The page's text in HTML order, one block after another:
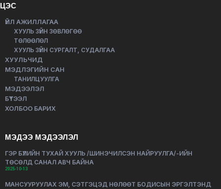
ЦЭС
ҮЙЛ АЖИЛЛАГАА
ХУУЛЬ ЗҮЙН ЗӨВЛӨГӨӨ
ТӨЛӨӨЛӨЛ
ХУУЛЬ ЗҮЙН СУРГАЛТ, СУДАЛГАА
ХУУЛЬЧИД
МЭДЛЭГИЙН САН
ТАНИЛЦУУЛГА
МЭДЭЭЛЭЛ
БҮТЭЭЛ
ХОЛБОО БАРИХ
МЭДЭЭ МЭДЭЭЛЭЛ
ГЭР БҮЛИЙН ТУХАЙ ХУУЛЬ /ШИНЭЧИЛСЭН НАЙРУУЛГА/-ИЙН
ТӨСӨЛД САНАЛ АВЧ БАЙНА
2025-10-13
МАНСУУРУУЛАХ ЭМ, СЭТГЭЦЭД НӨЛӨӨТ БОДИСЫН ЭРГЭЛТЭНД